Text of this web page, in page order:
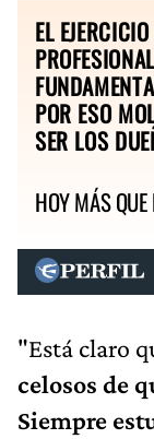
EL
POR ESO
SER LOS
HOY MÁS
"Está claro
celosos de
Siempre